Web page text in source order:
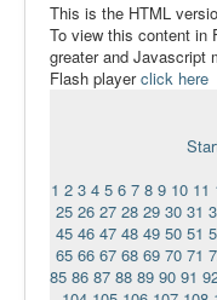
Онлайн
Видеоматериалы
Сайт проекта
Ермаковополе.рф
This is the HTML
To view this content in
greater and Javascript
Flash playerclick here
1 2 3 4 5 6 7 8 9 10 11
25 26 27 28 29 30 31
45 46 47 48 49 50 51
65 66 67 68 69 70 71
85 86 87 88 89 90 91